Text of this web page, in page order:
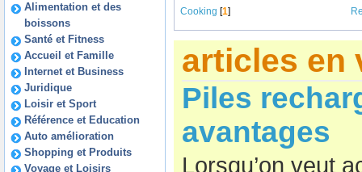
Alimentation et des
boissons
Santé et Fitness
Accueil et Famille
Internet et Business
Juridique
Loisir et Sport
Référence et Education
Auto amélioration
Shopping et Produits
Voyage et Loisirs
Cooking [1]
articles en
Piles
avantages
Lorsqu’on veut